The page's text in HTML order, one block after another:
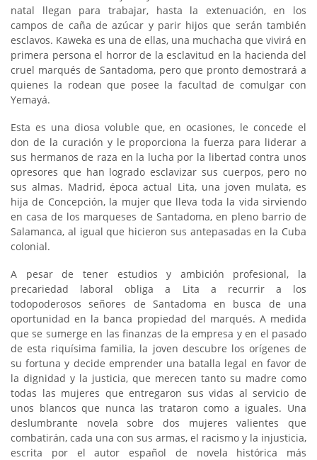
natal llegan para trabajar, hasta la extenuación, en los
campos de caña de azúcar y parir hijos que serán también
esclavos. Kaweka es una de ellas, una muchacha que vivirá en
primera persona el horror de la esclavitud en la hacienda del
cruel marqués de Santadoma, pero que pronto demostrará a
quienes la rodean que posee la facultad de comulgar con
Yemayá.
Esta es una diosa voluble que, en ocasiones, le concede el
don de la curación y le proporciona la fuerza para liderar a
sus hermanos de raza en la lucha por la libertad contra unos
opresores que han logrado esclavizar sus cuerpos, pero no
sus almas. Madrid, época actual Lita, una joven mulata, es
hija de Concepción, la mujer que lleva toda la vida sirviendo
en casa de los marqueses de Santadoma, en pleno barrio de
Salamanca, al igual que hicieron sus antepasadas en la Cuba
colonial.
A pesar de tener estudios y ambición profesional, la
precariedad laboral obliga a Lita a recurrir a los
todopoderosos señores de Santadoma en busca de una
oportunidad en la banca propiedad del marqués. A medida
que se sumerge en las finanzas de la empresa y en el pasado
de esta riquísima familia, la joven descubre los orígenes de
su fortuna y decide emprender una batalla legal en favor de
la dignidad y la justicia, que merecen tanto su madre como
todas las mujeres que entregaron sus vidas al servicio de
unos blancos que nunca las trataron como a iguales. Una
deslumbrante novela sobre dos mujeres valientes que
combatirán, cada una con sus armas, el racismo y la injusticia,
escrita por el autor español de novela histórica más